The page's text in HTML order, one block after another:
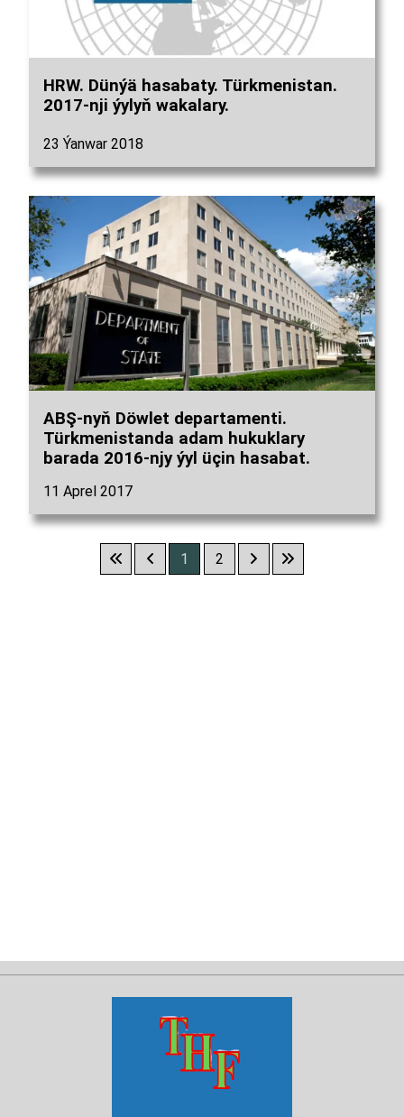
HRW. Dünýä hasabaty. Türkmenistan.
2017-nji ýylyň wakalary.
23 Ýanwar 2018
ABŞ-nyň Döwlet departamenti.
Türkmenistanda adam hukuklary
barada 2016-njy ýyl üçin hasabat.
11 Aprel 2017
1 2